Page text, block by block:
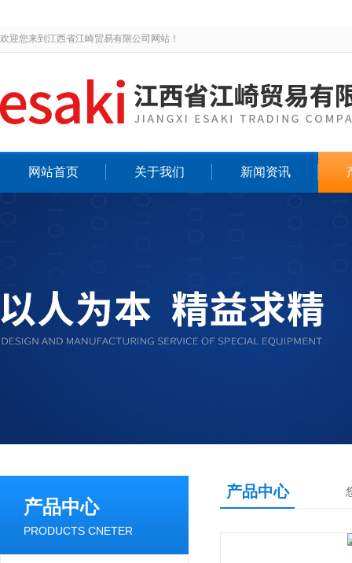
欢迎您来到江西省江崎贸易有限公司网站！
网站首页 关于我们 新闻资讯
产品中心
PRODUCTS CNETER
产品中心